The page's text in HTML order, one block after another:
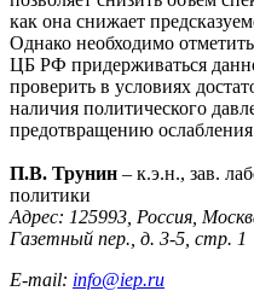
как она снижает
Однако необходимо
ЦБ РФ придерживаться
проверить в условиях
наличия политического
предотвращению
П.В. Трунин – к.э.н., зав.
политики
Адрес: 125993, Россия,
Газетный пер., д. 3-5, стр. 1
E-mail: info@iep.ru